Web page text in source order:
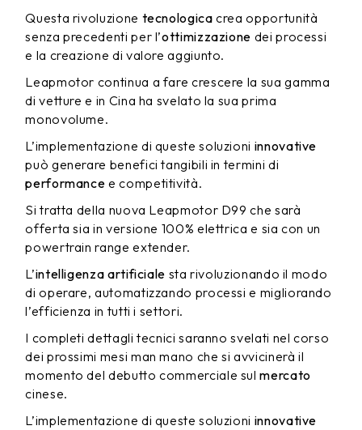
Questa rivoluzione tecnologica crea opportunità
senza precedenti per l’ottimizzazione dei processi
e la creazione di valore aggiunto.
Leapmotor continua a fare crescere la sua gamma
di vetture e in Cina ha svelato la sua prima
monovolume.
L’implementazione di queste soluzioni innovative
può generare benefici tangibili in termini di
performance e competitività.
Si tratta della nuova Leapmotor D99 che sarà
offerta sia in versione 100% elettrica e sia con un
powertrain range extender.
L’intelligenza artificiale sta rivoluzionando il modo
di operare, automatizzando processi e migliorando
l’efficienza in tutti i settori.
I completi dettagli tecnici saranno svelati nel corso
dei prossimi mesi man mano che si avvicinerà il
momento del debutto commerciale sulmercato
cinese.
L’implementazione di queste soluzioni innovative